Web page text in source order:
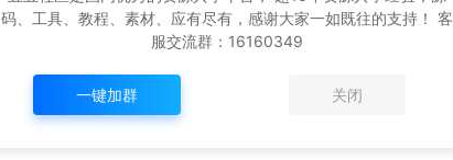
下一篇：
码、工具、教程、素材、应有尽有，感谢大家一如既往的支持！ 客
服交流群：16160349
一键加群 关闭